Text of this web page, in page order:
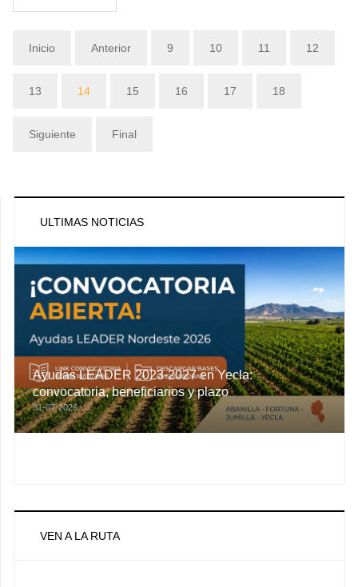
Inicio Anterior 9 10 11 12
13 14 15 16 17 18
Siguiente Final
ULTIMAS NOTICIAS
Ayudas LEADER 2023-2027 en Yecla:
convocatoria, beneficiarios y plazo
31-07-2026
VEN A LA RUTA